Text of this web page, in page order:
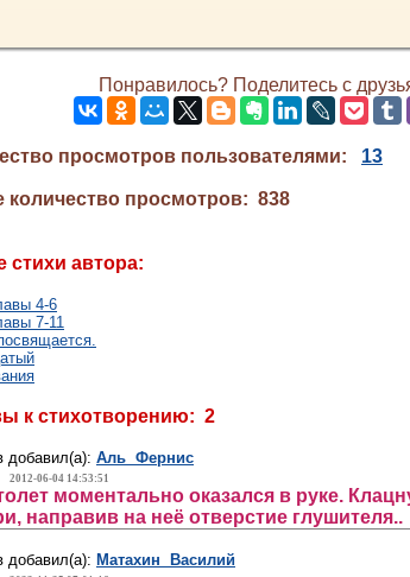
Понравилось? Поделитесь с
просмотров пользователями: 13
количество просмотров: 838
стихи автора:
4-6
7-11
к стихотворению: 2
добавил(а): Аль Фернис
2012-06-04 14:53:51
моментально оказался в руке.
направив на неё отверстие глушителя..
добавил(а): Матахин Василий